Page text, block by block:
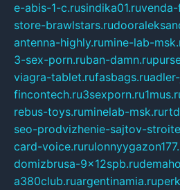
e-abis-1-c.rusindika01.ru
store-brawlstars.ru
antenna-highly.rumine-lab-
3-sex-porn.ruban-damn.ru
viagra-tablet.rufasbags.ru
fincontech.ru3sexporn.ru
rebus-toys.ruminelab-msk.ru
seo-prodvizhenie-sajtov-
card-voice.ru
domizbrusa-9x12spb.ru
a380club.ruargentinamia.ru